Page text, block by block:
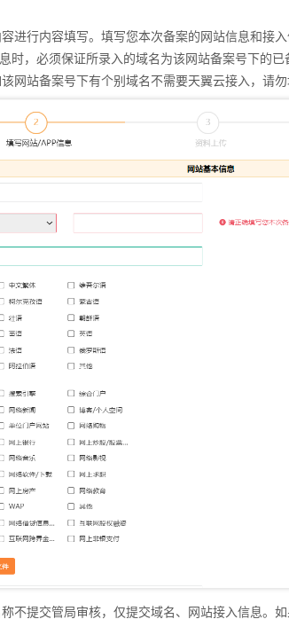
时，必须保证所录入的域名为该网站备案号下的
网站备案号下有个别域名不需要天翼云接入，请
称不提交管局审核，仅提交域名、网站接入信息。
进行内容填写。填写您本次备案的网站信息和接
时，必须保证所录入的域名为该网站备案号下的
网站备案号下有个别域名不需要天翼云接入，请勿
不提交管局审核，仅提交域名、网站接入信息。